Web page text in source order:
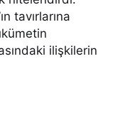
tavırlarına
ilişkilerin